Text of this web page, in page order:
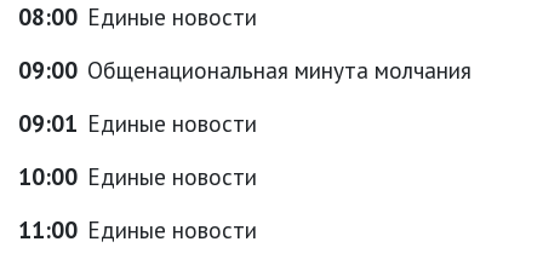
08:00 Единые новости
09:00 Общенациональная минута молчания
09:01 Единые новости
10:00 Единые новости
11:00 Единые новости